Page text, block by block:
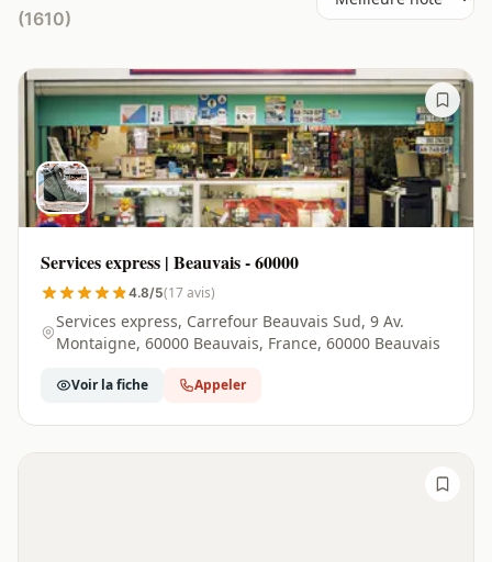
(1610)
Services express | Beauvais - 60000
4.8/5(17 avis)
Services express, Carrefour Beauvais Sud, 9 Av.
Montaigne, 60000 Beauvais, France, 60000 Beauvais
Voir la fiche Appeler